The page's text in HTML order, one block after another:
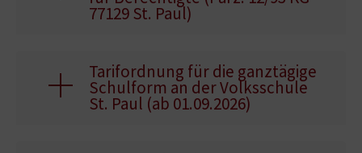
77129 St. Paul)
Tarifordnung für die ganztägige
Schulform an der Volksschule
St. Paul (ab 01.09.2026)